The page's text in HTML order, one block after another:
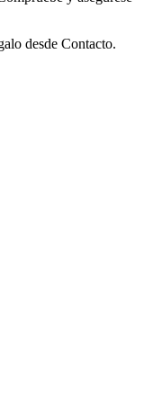
desde Contacto.